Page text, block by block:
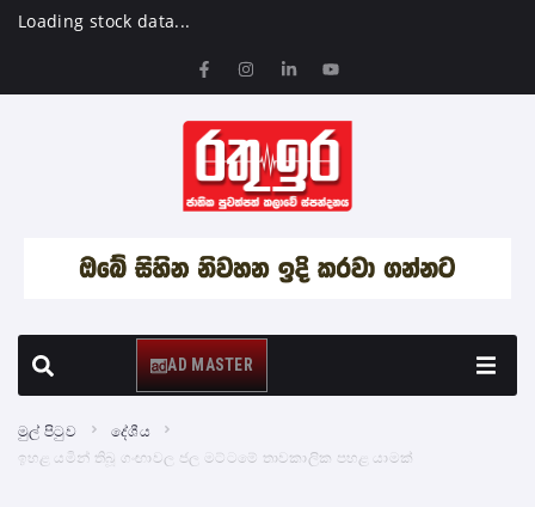
Loading stock data...
AD MASTER
මුල් පිටුව
දේශීය
ඉහළ යමින් තිබූ ගංඟාවල ජල මට්ටමේ තාවකාලික පහළ යාමක්